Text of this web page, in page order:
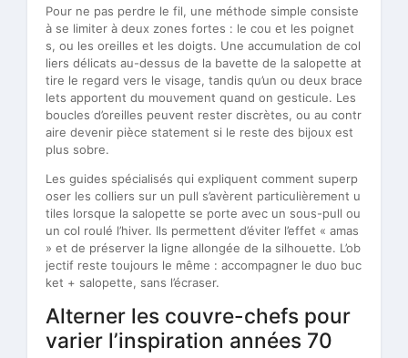
Pour ne pas perdre le fil, une méthode simple consiste
à se limiter à deux zones fortes : le cou et les poignet
s, ou les oreilles et les doigts. Une accumulation de col
liers délicats au-dessus de la bavette de la salopette at
tire le regard vers le visage, tandis qu’un ou deux brace
lets apportent du mouvement quand on gesticule. Les
boucles d’oreilles peuvent rester discrètes, ou au contr
aire devenir pièce statement si le reste des bijoux est
plus sobre.
Les guides spécialisés qui expliquent comment superp
oser les colliers sur un pull s’avèrent particulièrement u
tiles lorsque la salopette se porte avec un sous-pull ou
un col roulé l’hiver. Ils permettent d’éviter l’effet « amas
» et de préserver la ligne allongée de la silhouette. L’ob
jectif reste toujours le même : accompagner le duo buc
ket + salopette, sans l’écraser.
Alterner les couvre-chefs pour
varier l’inspiration années 70